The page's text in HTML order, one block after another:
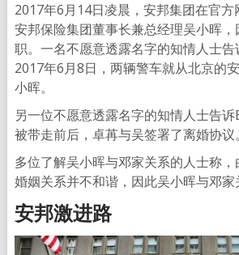
2017年6月14日凌晨，安邦集团在官方
安邦保险集团董事长兼总经理吴小晖
职。一名不愿意透露名字的知情人士告
2017年6月8日，两辆警车就从北京的
小晖。
另一位不愿意透露名字的知情人士告
被带走前后，卓苒与吴签署了离婚协议。
多位了解吴小晖与邓家关系的人士称
婚姻关系并不和谐，因此吴小晖与邓家
安邦激进路